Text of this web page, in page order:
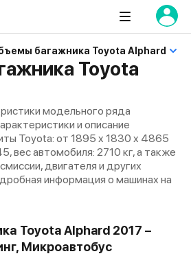
багажника Toyota Alphard
Toyota
модельного ряда
и описание
Toyota: от 1895 x 1830 x 4865
вес автомобиля: 2710 кг, а также
двигателя и других
информация о машинах на
Toyota Alphard 2017 –
Микроавтобус